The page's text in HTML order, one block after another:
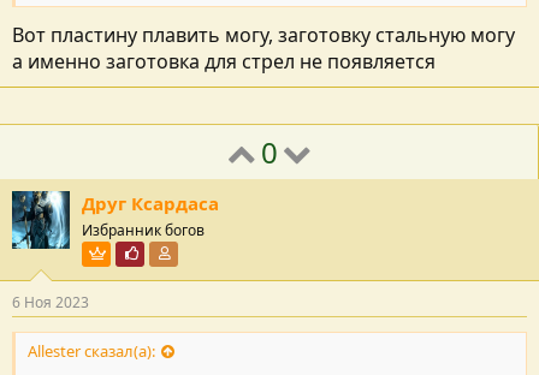
Вот пластину плавить могу, заготовку стальную могу
а именно заготовка для стрел не появляется
0
Друг Ксардаса
Избранник богов
Пользователь VIP
Почётный пользователь
6 Ноя 2023
Allester сказал(а):